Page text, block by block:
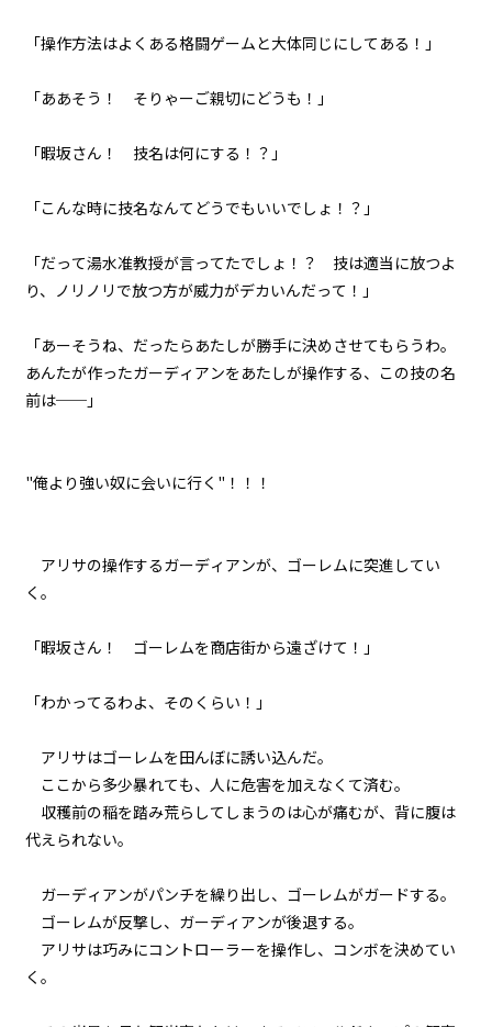
８月７日：神の軌道修正
036
夜凪
039
余白：村の有力者
余白：自由
８月８日：CONTINUE
043
044
大人のやり方
昨日の僕らを超えていけ
046
「操作方法はよくある格闘ゲームと大体同じにしてある！」
「ああそう！ そりゃーご親切にどうも！」
「暇坂さん！ 技名は何にする！？」
「こんな時に技名なんてどうでもいいでしょ！？」
「だって湯水准教授が言ってたでしょ！？ 技は適当に放つよ
り、ノリノリで放つ方が威力がデカいんだって！」
「あーそうね、だったらあたしが勝手に決めさせてもらうわ。
あんたが作ったガーディアンをあたしが操作する、この技の名
前は──」
"俺より強い奴に会いに行く"！！！
アリサの操作するガーディアンが、ゴーレムに突進してい
く。
「暇坂さん！ ゴーレムを商店街から遠ざけて！」
「わかってるわよ、そのくらい！」
アリサはゴーレムを田んぼに誘い込んだ。
ここから多少暴れても、人に危害を加えなくて済む。
収穫前の稲を踏み荒らしてしまうのは心が痛むが、背に腹は
代えられない。
ガーディアンがパンチを繰り出し、ゴーレムがガードする。
ゴーレムが反撃し、ガーディアンが後退する。
アリサは巧みにコントローラーを操作し、コンボを決めてい
く。